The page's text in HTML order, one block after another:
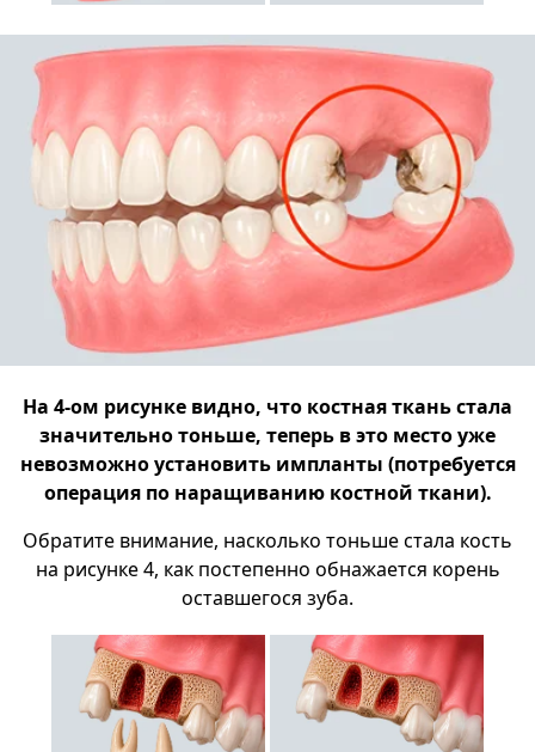
На 4-ом рисунке видно, что костная ткань стала
значительно тоньше, теперь в это место уже
невозможно установить импланты (потребуется
операция по наращиванию костной ткани).
Обратите внимание, насколько тоньше стала кость
на рисунке 4, как постепенно обнажается корень
оставшегося зуба.